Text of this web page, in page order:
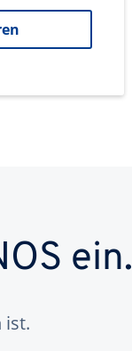
ein.
ist.